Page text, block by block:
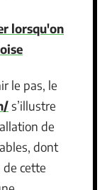
lorsqu'on
le pas, le
s’illustre
de
dont
de cette